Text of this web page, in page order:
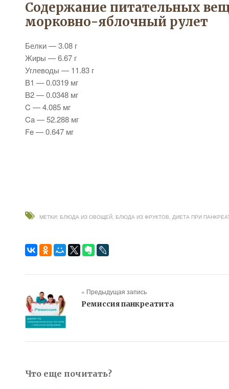
Содержание питательных
морковно-яблочный рулет
Белки — 3.08 г
Жиры — 6.67 г
Углеводы — 11.83 г
B1 — 0.0319 мг
B2 — 0.0348 мг
C — 4.085 мг
Ca — 52.288 мг
Fe — 0.647 мг
МЕТКИ: БЛЮДА ИЗ ОВОЩЕЙ БЛЮДА ИЗ ФРУКТОВ ДИЕТА ПРИ
« Предыдущая запись
Ремиссия панкреатита
Что еще почитать?